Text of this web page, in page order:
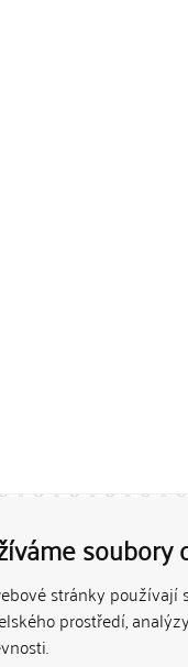
soubory
stránky používají
prostředí,
cuni.cz
Each constituent
vědeckou
purposes